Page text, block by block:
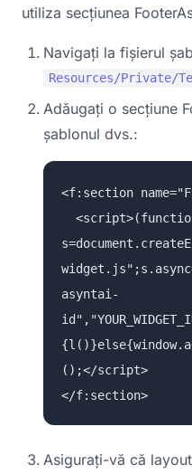
utiliza secțiunea
Navigați la fișierul
Resources/Private/
Adăugați o secțiune
șablonul dvs.:
<f:section
asyntai-
();</script>
</f:section>
Asigurați-vă că